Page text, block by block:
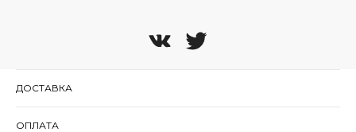
ДОСТАВКА
ОПЛАТА